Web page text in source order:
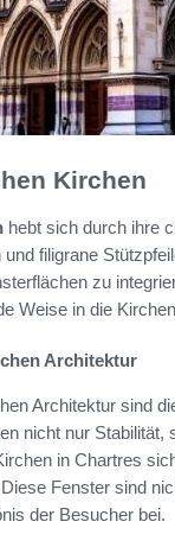
Kirchen
hebt sich durch ihre
filigrane
zu
Weise in die
Architektur
Architektur sind
nicht nur
in Chartres
Fenster sind
der Besucher bei.